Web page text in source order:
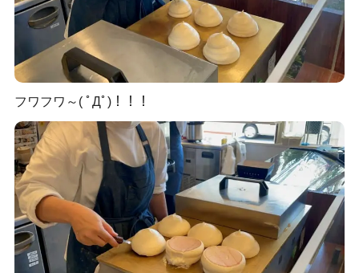
フワフワ～( ﾟДﾟ)！！！